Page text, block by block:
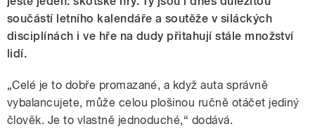
součástí letního kalendáře a soutěže v siláckých
disciplínách i ve hře na dudy přitahují stále množství
lidí.
„Celé je to dobře promazané, a když auta správně
vybalancujete, může celou plošinou ručně otáčet jediný
člověk. Je to vlastně jednoduché,“ dodává.